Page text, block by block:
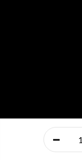
Accueil